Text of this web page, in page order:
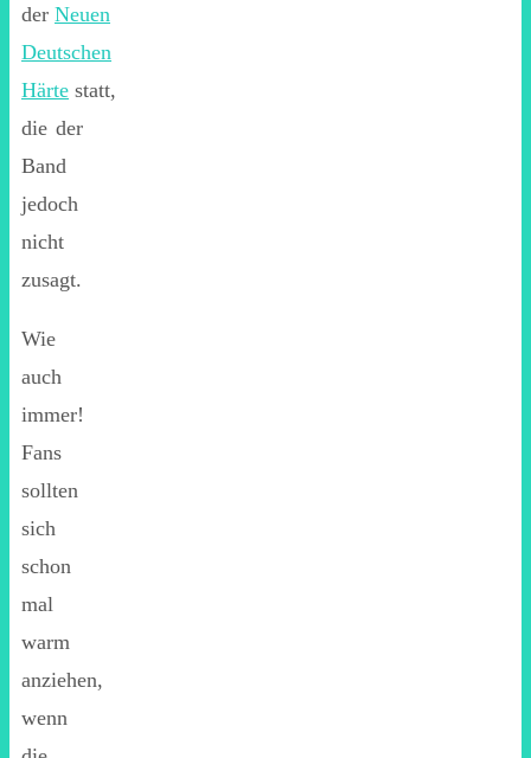
der Neuen
Deutschen
Härte statt,
die der
Band
jedoch
nicht
zusagt.
Wie
auch
immer!
Fans
sollten
sich
schon
mal
warm
anziehen,
wenn